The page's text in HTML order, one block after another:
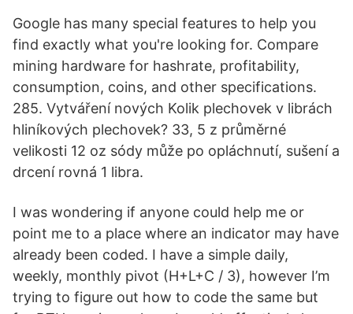
Google has many special features to help you
find exactly what you're looking for. Compare
mining hardware for hashrate, profitability,
consumption, coins, and other specifications.
285. Vytváření nových Kolik plechovek v librách
hliníkových plechovek? 33, 5 z průměrné
velikosti 12 oz sódy může po opláchnutí, sušení a
drcení rovná 1 libra.
I was wondering if anyone could help me or
point me to a place where an indicator may have
already been coded. I have a simple daily,
weekly, monthly pivot (H+L+C / 3), however I’m
trying to figure out how to code the same but